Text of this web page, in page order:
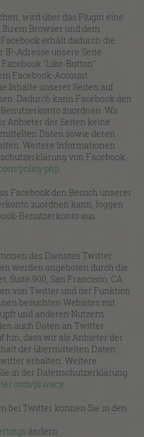
wird über das Plugin eine
Browser und dem
erhält dadurch die
IP-Adresse unsere Seite
"Like-Button"
Facebook-Account
Inhalte unserer Seiten auf
Dadurch kann Facebook den
zuordnen. Wir
Anbieter der Seiten keine
Daten sowie deren
Weitere Informationen
von Facebook
policy.php.
Facebook den Besuch unserer
zuordnen kann, loggen
Benutzerkonto aus.
des Dienstes Twitter
werden angeboten durch die
Suite 900, San Francisco, CA
von Twitter und der Funktion
besuchten Websites mit
und anderen Nutzern
auch Daten an Twitter
hin, dass wir als Anbieter der
der übermittelten Daten
erhalten. Weitere
in der Datenschutzerklärung
privacy.
bei Twitter können Sie in den
ändern.